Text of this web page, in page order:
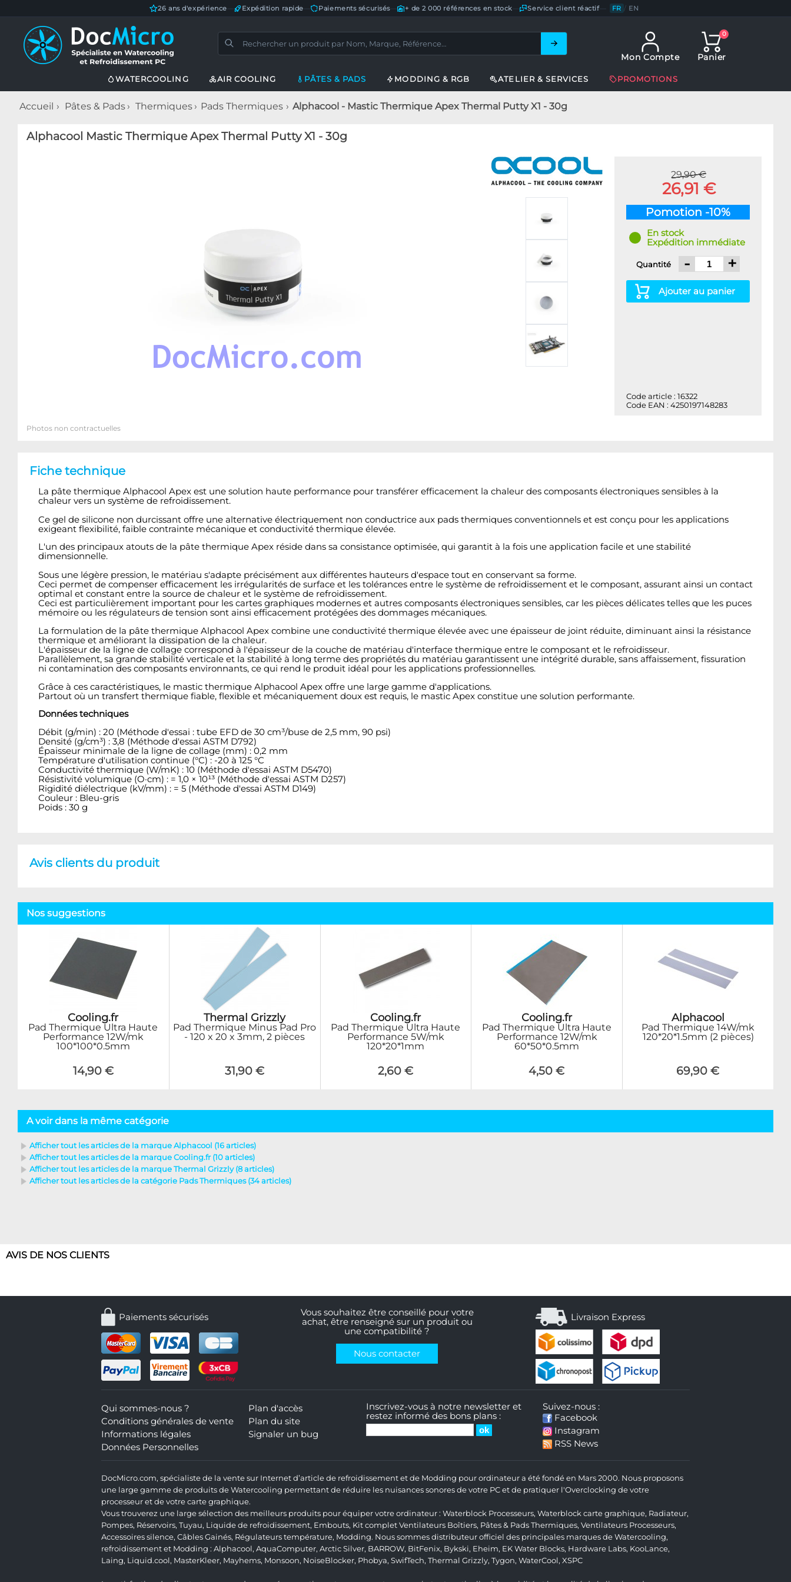
26 ans d'expérience Expédition rapide Paiements sécurisés— + de 2 000 références en stock Service client réactif— FR / EN
Mon Compte
0
Panier
WATERCOOLING AIR COOLING PÂTES & PADS MODDING & RGB ATELIER & SERVICES PROMOTIONS
Accueil Pâtes & Pads Thermiques Pads Thermiques Alphacool - Mastic Thermique Apex Thermal Putty X1 - 30g
Alphacool Mastic Thermique Apex Thermal Putty X1 - 30g
29,90 €
26,91 €
Pomotion -10%
En stock
Expédition immédiate
Quantité - +
Ajouter au panier
Code article : 16322
Code EAN : 4250197148283
Photos non contractuelles
Fiche technique
La pâte thermique Alphacool Apex est une solution haute performance pour transférer efficacement la chaleur des composants électroniques sensibles à la
chaleur vers un système de refroidissement.
Ce gel de silicone non durcissant offre une alternative électriquement non conductrice aux pads thermiques conventionnels et est conçu pour les applications
exigeant flexibilité, faible contrainte mécanique et conductivité thermique élevée.
L'un des principaux atouts de la pâte thermique Apex réside dans sa consistance optimisée, qui garantit à la fois une application facile et une stabilité
dimensionnelle.
Sous une légère pression, le matériau s'adapte précisément aux différentes hauteurs d'espace tout en conservant sa forme.
Ceci permet de compenser efficacement les irrégularités de surface et les tolérances entre le système de refroidissement et le composant, assurant ainsi un contact
optimal et constant entre la source de chaleur et le système de refroidissement.
Ceci est particulièrement important pour les cartes graphiques modernes et autres composants électroniques sensibles, car les pièces délicates telles que les puces
mémoire ou les régulateurs de tension sont ainsi efficacement protégées des dommages mécaniques.
La formulation de la pâte thermique Alphacool Apex combine une conductivité thermique élevée avec une épaisseur de joint réduite, diminuant ainsi la résistance
thermique et améliorant la dissipation de la chaleur.
L'épaisseur de la ligne de collage correspond à l'épaisseur de la couche de matériau d'interface thermique entre le composant et le refroidisseur.
Parallèlement, sa grande stabilité verticale et la stabilité à long terme des propriétés du matériau garantissent une intégrité durable, sans affaissement, fissuration
ni contamination des composants environnants, ce qui rend le produit idéal pour les applications professionnelles.
Grâce à ces caractéristiques, le mastic thermique Alphacool Apex offre une large gamme d'applications.
Partout où un transfert thermique fiable, flexible et mécaniquement doux est requis, le mastic Apex constitue une solution performante.
Données techniques
Débit (g/min) : 20 (Méthode d'essai : tube EFD de 30 cm³/buse de 2,5 mm, 90 psi)
Densité (g/cm³) : 3,8 (Méthode d'essai ASTM D792)
Épaisseur minimale de la ligne de collage (mm) : 0,2 mm
Température d'utilisation continue (°C) : -20 à 125 °C
Conductivité thermique (W/mK) : 10 (Méthode d'essai ASTM D5470)
Résistivité volumique (O·cm) : = 1,0 × 10¹³ (Méthode d'essai ASTM D257)
Rigidité diélectrique (kV/mm) : = 5 (Méthode d'essai ASTM D149)
Couleur : Bleu-gris
Poids : 30 g
Avis clients du produit
Nos suggestions
Cooling.fr
Pad Thermique Ultra Haute
Performance 12W/mk
100*100*0.5mm
14,90 €
Thermal Grizzly
Pad Thermique Minus Pad Pro
- 120 x 20 x 3mm, 2 pièces
31,90 €
Cooling.fr
Pad Thermique Ultra Haute
Performance 5W/mk
120*20*1mm
2,60 €
Cooling.fr
Pad Thermique Ultra Haute
Performance 12W/mk
60*50*0.5mm
4,50 €
Alphacool
Pad Thermique 14W/mk
120*20*1.5mm (2 pièces)
69,90 €
A voir dans la même catégorie
Afficher tout les articles de la marque Alphacool (16 articles)
Afficher tout les articles de la marque Cooling.fr (10 articles)
Afficher tout les articles de la marque Thermal Grizzly (8 articles)
Afficher tout les articles de la catégorie Pads Thermiques (34 articles)
AVIS DE NOS CLIENTS
Paiements sécurisés
Vous souhaitez être conseillé pour votre
achat, être renseigné sur un produit ou
une compatibilité ?
Nous contacter
Livraison Express
Qui sommes-nous ?
Conditions générales de vente
Informations légales
Données Personnelles
Plan d'accès
Plan du site
Signaler un bug
Inscrivez-vous à notre newsletter et
restez informé des bons plans :
Suivez-nous :
Facebook
Instagram
RSS News
DocMicro.com, spécialiste de la vente sur Internet d’article de refroidissement et de Modding pour ordinateur a été fondé en Mars 2000. Nous proposons
une large gamme de produits de Watercooling permettant de réduire les nuisances sonores de votre PC et de pratiquer l'Overclocking de votre
processeur et de votre carte graphique.
Vous trouverez une large sélection des meilleurs produits pour équiper votre ordinateur : Waterblock Processeurs, Waterblock carte graphique, Radiateur,
Pompes, Réservoirs, Tuyau, Liquide de refroidissement, Embouts, Kit complet Ventilateurs Boîtiers, Pâtes & Pads Thermiques, Ventilateurs Processeurs,
Accessoires silence, Câbles Gainés, Régulateurs température, Modding. Nous sommes distributeur officiel des principales marques de Watercooling,
refroidissement et Modding : Alphacool, AquaComputer, Arctic Silver, BARROW, BitFenix, Bykski, Eheim, EK Water Blocks, Hardware Labs, KooLance,
Laing, Liquid.cool, MasterKleer, Mayhems, Monsoon, NoiseBlocker, Phobya, SwifTech, Thermal Grizzly, Tygon, WaterCool, XSPC